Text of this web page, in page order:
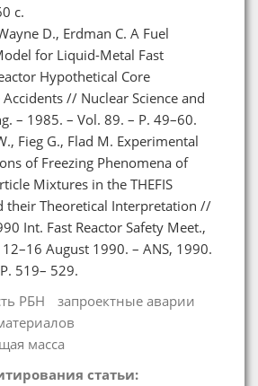
с.
D., Erdman C. A Fuel
for Liquid-Metal Fast
Hypothetical Core
// Nuclear Science and
– 1985. – Vol. 89. – P. 49–60.
Fieg G., Flad M. Experimental
of Freezing Phenomena of
Mixtures in the THEFIS
their Theoretical Interpretation //
Int. Fast Reactor Safety Meet.,
August 1990. – ANS, 1990.
519– 529.
РБН
запроектные аварии
масса
статьи: